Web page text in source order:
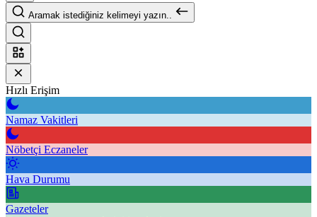
Aramak istediğiniz kelimeyi yazın..
Hızlı Erişim
Namaz Vakitleri
Nöbetçi Eczaneler
Hava Durumu
Gazeteler